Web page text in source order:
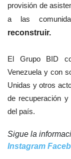
provisión de
a las
reconstruir.
El Grupo BID
Venezuela y con
Unidas y otros
de recuperación y
del país.
Sigue la
Instagram